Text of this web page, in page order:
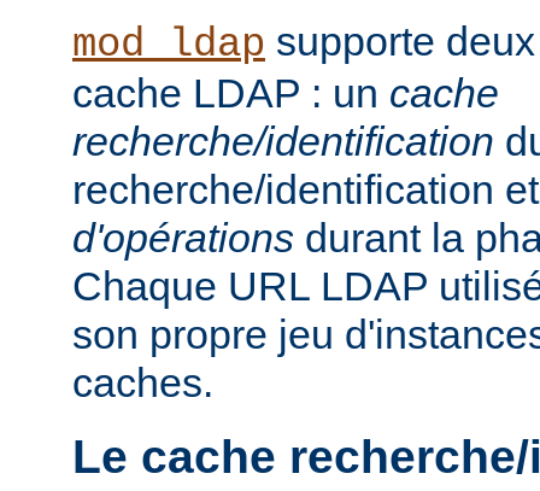
mod_ldap supporte
cache LDAP : un cache
recherche/identification
recherche/identification
d'opérations durant la
Chaque URL LDAP
son propre jeu
caches.
Le cache